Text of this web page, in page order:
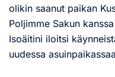
olikin saanut paikan
Poljimme Sakun
Isoäitini iloitsi
uudessa